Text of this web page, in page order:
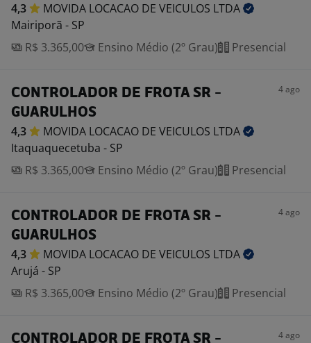
4,3 MOVIDA LOCACAO DE VEICULOS LTDA
Mairiporã - SP
R$ 3.365,00
Ensino Médio (2º Grau) Presencial
CONTROLADOR DE FROTA SR -
GUARULHOS
4 ago
4,3 MOVIDA LOCACAO DE VEICULOS LTDA
Itaquaquecetuba - SP
R$ 3.365,00
Ensino Médio (2º Grau) Presencial
CONTROLADOR DE FROTA SR -
GUARULHOS
4 ago
4,3 MOVIDA LOCACAO DE VEICULOS LTDA
Arujá - SP
R$ 3.365,00
Ensino Médio (2º Grau) Presencial
CONTROLADOR DE FROTA SR - 4 ago